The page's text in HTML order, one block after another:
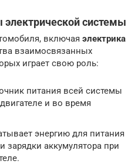
системы
включая электрика
взаимосвязанных
играет свою роль:
питания всей системы
и во время
энергию для питания
зарядки аккумулятора при